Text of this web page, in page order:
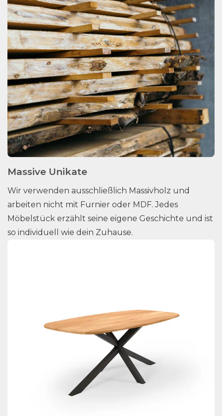
Massive Unikate
Wir verwenden ausschließlich Massivholz und
arbeiten nicht mit Furnier oder MDF. Jedes
Möbelstück erzählt seine eigene Geschichte und ist
so individuell wie dein Zuhause.